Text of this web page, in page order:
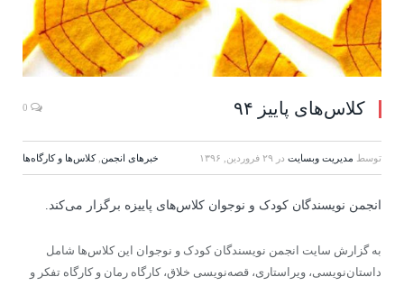
کلاس‌های پاییز ۹۴
توسط مدیریت وبسایت در ۲۹ فروردین, ۱۳۹۶ خبرهای انجمن,کلاس‌ها و کارگاه‌ها
انجمن نویسندگان کودک و نوجوان کلاس‌های پاییزه برگزار می‌کند.
به گزارش سایت انجمن نویسندگان کودک و نوجوان این کلاس‌ها شامل
داستان‌نویسی، ویراستاری، قصه‌نویسی خلاق، کارگاه رمان و کارگاه تفکر و